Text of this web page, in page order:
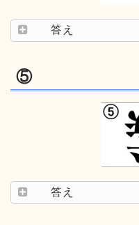
答え
⑤
答え